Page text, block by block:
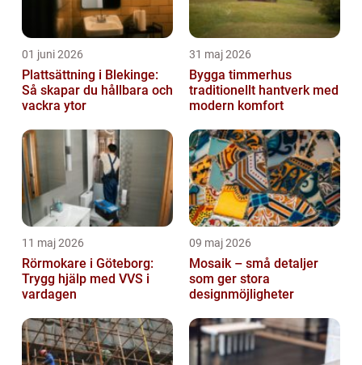
01 juni 2026
Plattsättning i Blekinge:
Så skapar du hållbara och
vackra ytor
31 maj 2026
Bygga timmerhus
traditionellt hantverk med
modern komfort
11 maj 2026
Rörmokare i Göteborg:
Trygg hjälp med VVS i
vardagen
09 maj 2026
Mosaik – små detaljer
som ger stora
designmöjligheter